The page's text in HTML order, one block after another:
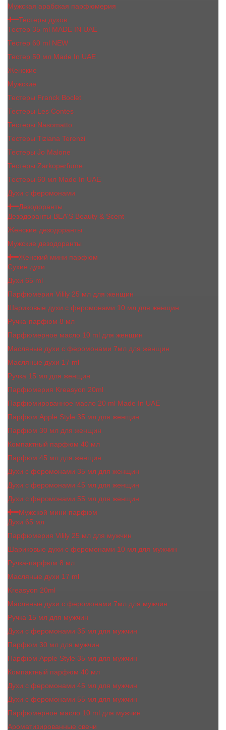
Мужская арабская парфюмерия
Тестеры духов
Тестер 35 ml MADE IN UAE
Тестер 60 ml NEW
Тестер 50 мл Made In UAE
Женские
Мужские
Тестеры Franck Boclet
Тестеры Les Contes
Тестеры Nasomatto
Тестеры Tiziana Terenzi
Тестеры Jо Malоnе
Тестеры Zarkoperfume
Тестеры 60 мл Made In UAE
Духи с феромонами
Дезодоранты
Дезодоранты BEA'S Beauty & Scent
Женские дезодоранты
Мужские дезодоранты
Женский мини парфюм
Сухие духи
Духи 65 ml
Парфюмерия Vilily 25 мл для женщин
Шариковые духи с феромонами 10 мл для женщин
Ручка-парфюм 8 мл
Парфюмерное масло 10 ml для женщин
Масляные духи c феромонами 7мл для женщин
Масляные духи 17 ml
Ручка 15 мл для женщин
Парфюмерия Kreasyon 20ml
Парфюмированное масло 20 ml Made In UAE
Парфюм Apple Style 35 мл для женщин
Парфюм 30 мл для женщин
Компактный парфюм 40 мл
Парфюм 45 мл для женщин
Духи с феромонами 35 мл для женщин
Духи с феромонами 45 мл для женщин
Духи с феромонами 55 мл для женщин
Мужской мини парфюм
Духи 65 мл
Парфюмерия Vilily 25 мл для мужчин
Шариковые духи с феромонами 10 мл для мужчин
Ручка-парфюм 8 мл
Масляные духи 17 ml
Kreasyon 20ml
Масляные духи c феромонами 7мл для мужчин
Ручка 15 мл для мужчин
Духи с феромонами 35 мл для мужчин
Парфюм 30 мл для мужчин
Парфюм Apple Style 35 мл для мужчин
Компактный парфюм 40 мл
Духи с феромонами 45 мл для мужчин
Духи с феромонами 55 мл для мужчин
Парфюмерное масло 10 ml для мужчин
Ароматизированные свечи